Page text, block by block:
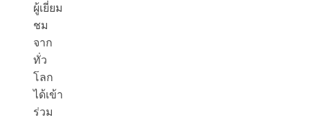
ผู้เยี่ยม
ชม
จาก
ทั่ว
โลก
ได้เข้า
ร่วม